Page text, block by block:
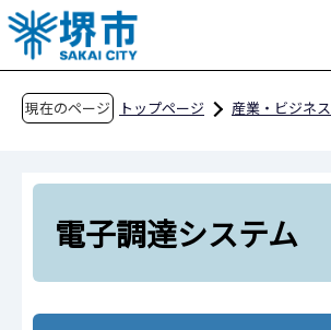
こ
の
ペ
現在のページ トップページ
産業・ビジネス
堺市電子入札関連システム関係
電子調達システム
電子調達システム